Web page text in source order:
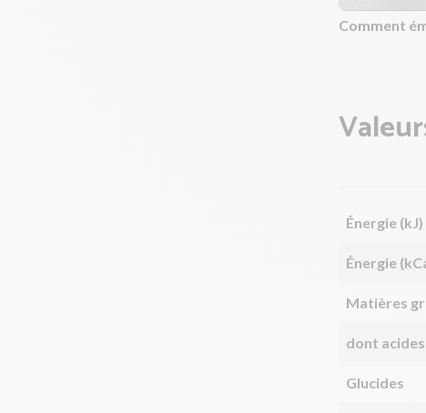
Comment
Énergie (kJ)
Énergie
Matières
dont
Glucides